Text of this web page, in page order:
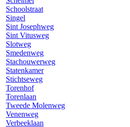
Schoolstraat
Singel
Sint Josephweg
Sint Vitusweg
Slotweg
Smedenweg
Stachouwerweg
Statenkamer
Stichtseweg
Torenhof
Torenlaan
Tweede Molenweg
Venenweg
Verbeeklaan